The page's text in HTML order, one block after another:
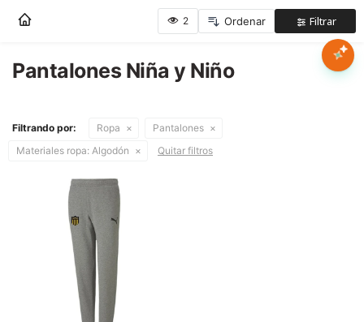
Nota:
este
web
incluye
de
accesibilidad.
Pantalones Niña y Niño
Filtrando por: Ropa
Pantalones
Materiales ropa: Algodón Quitar filtros
Mujer
Hombre
Accesorios
Novedades